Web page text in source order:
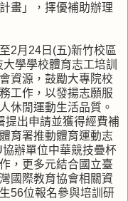
畫」，擇優補助辦理
2月24日(五)新竹校區
學學校體育志工培訓
資源，鼓勵大專院校
工作，以發揚志願服
休閒運動生活品質。
提出申請並獲得經費補
育署推動體育運動志
辦單位中華競技疊杯
，更多元結合國立臺
國際教育協會相關資
56位報名參與培訓研